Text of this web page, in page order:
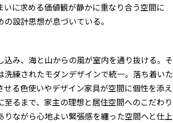
に求める価値観が静かに重なり合う空間に
設計思想が息づいている。
み、海と山からの風が室内を通り抜ける。そ
練されたモダンデザインで統一。落ち着いた
る色使いやデザイン家具が空間に個性を添え
るまで、家主の理想と居住空間へのこだわり
ながら心地よい緊張感を纏った空間へと仕上